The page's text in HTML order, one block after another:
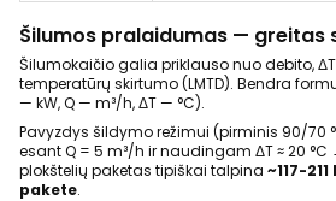
Šilumos pralaidumas — greitas
Šilumokaičio galia priklauso nuo debito,
temperatūrų skirtumo (LMTD). Bendra
— kW, Q — m³/h, ΔT — °C).
Pavyzdys šildymo režimui (pirminis 90/70
esant Q = 5 m³/h ir naudingam ΔT ≈ 20 °C
plokštelių paketas tipiškai talpina ~117-
pakete.